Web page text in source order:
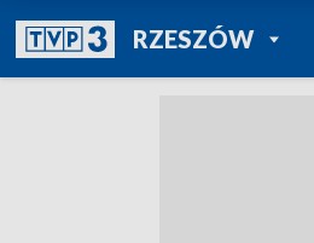
RZESZÓWPOWRÓT DO
TVP REGIONY